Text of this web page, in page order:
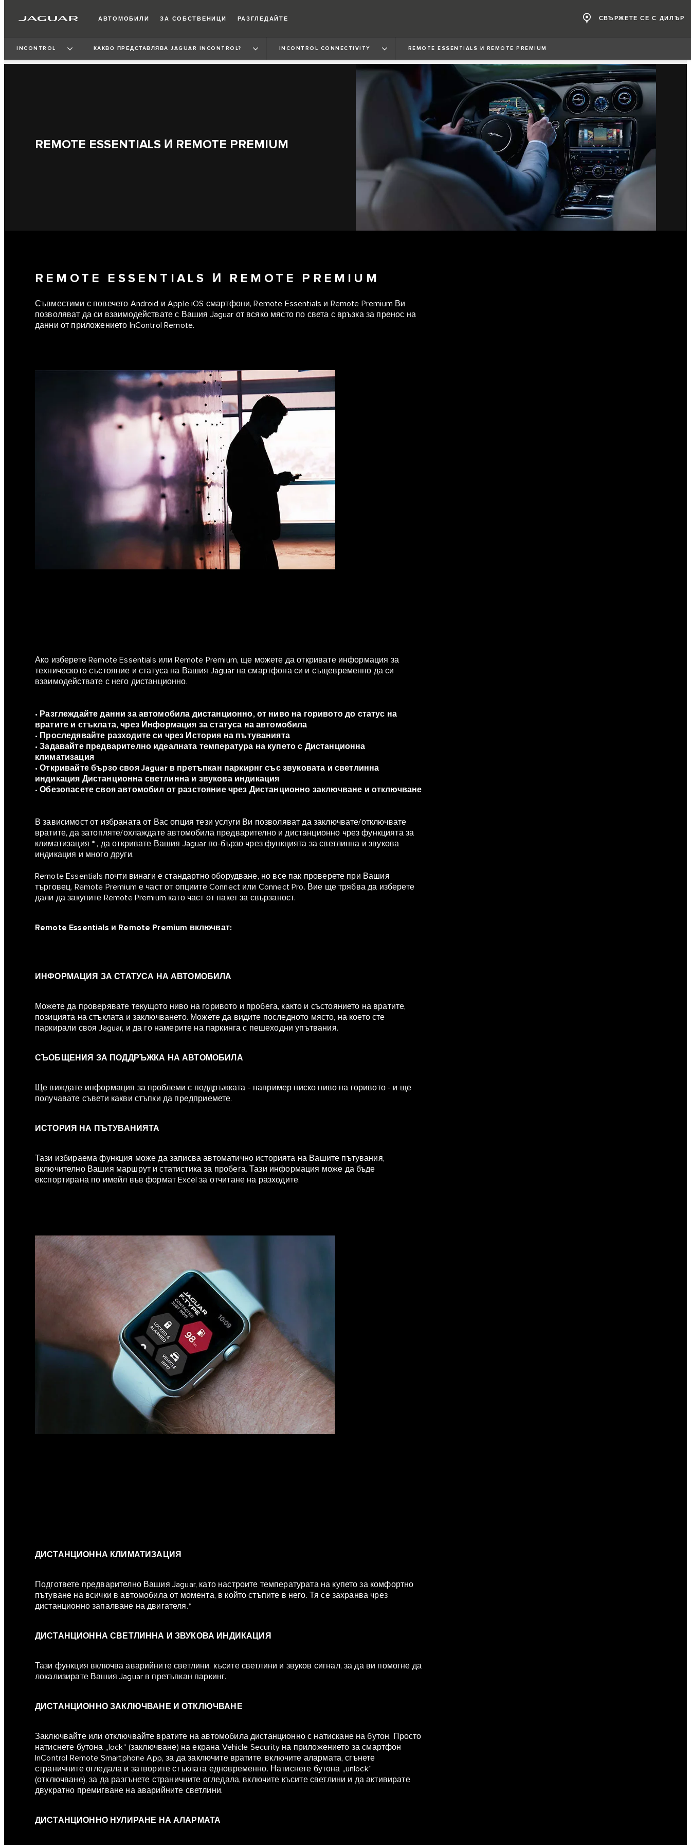
АВТОМОБИЛИ ЗА СОБСТВЕНИЦИ РАЗГЛЕДАЙТЕ СВЪРЖЕТЕ СЕ С ДИЛЪР
INCONTROL КАКВО ПРЕДСТАВЛЯВА JAGUAR INCONTROL? INCONTROL CONNECTIVITY REMOTE ESSENTIALS И REMOTE PREMIUM
REMOTE ESSENTIALS И REMOTE PREMIUM
REMOTE ESSENTIALS И REMOTE PREMIUM
Съвместими с повечето Android и Apple iOS смартфони, Remote Essentials и Remote Premium Ви
позволяват да си взаимодействате с Вашия Jaguar от всяко място по света с връзка за пренос на
данни от приложението InControl Remote.
Ако изберете Remote Essentials или Remote Premium, ще можете да откривате информация за
техническото състояние и статуса на Вашия Jaguar на смартфона си и същевременно да си
взаимодействате с него дистанционно.
• Разглеждайте данни за автомобила дистанционно, от ниво на горивото до статус на
вратите и стъклата, чрез Информация за статуса на автомобила
• Проследявайте разходите си чрез История на пътуванията
•Задавайте предварително идеалната температура на купето с Дистанционна
климатизация
•Откривайте бързо своя Jaguar в претъпкан паркирнг със звуковата и светлинна
индикация Дистанционна светлинна и звукова индикация
•Обезопасете своя автомобил от разстояние чрез Дистанционно заключване и отключване
В зависимост от избраната от Вас опция тези услуги Ви позволяват да заключвате/отключвате
вратите, да затопляте/охлаждате автомобила предварително и дистанционно чрез функцията за
климатизация * , да откривате Вашия Jaguar по-бързо чрез функцията за светлинна и звукова
индикация и много други.
Remote Essentials почти винаги е стандартно оборудване, но все пак проверете при Вашия
търговец. Remote Premium е част от опциите Connect или Connect Pro. Вие ще трябва да изберете
дали да закупите Remote Premium като част от пакет за свързаност.
Remote Essentials и Remote Premium включват:
ИНФОРМАЦИЯ ЗА СТАТУСА НА АВТОМОБИЛА
Можете да проверявате текущото ниво на горивото и пробега, както и състоянието на вратите,
позицията на стъклата и заключването. Можете да видите последното място, на което сте
паркирали своя Jaguar, и да го намерите на паркинга с пешеходни упътвания.
СЪОБЩЕНИЯ ЗА ПОДДРЪЖКА НА АВТОМОБИЛА
Ще виждате информация за проблеми с поддръжката - например ниско ниво на горивото - и ще
получавате съвети какви стъпки да предприемете.
ИСТОРИЯ НА ПЪТУВАНИЯТА
Тази избираема функция може да записва автоматично историята на Вашите пътувания,
включително Вашия маршрут и статистика за пробега. Тази информация може да бъде
експортирана по имейл във формат Excel за отчитане на разходите.
ДИСТАНЦИОННА КЛИМАТИЗАЦИЯ
Подгответе предварително Вашия Jaguar, като настроите температурата на купето за комфортно
пътуване на всички в автомобила от момента, в който стъпите в него. Тя се захранва чрез
дистанционно запалване на двигателя.*
ДИСТАНЦИОННА СВЕТЛИННА И ЗВУКОВА ИНДИКАЦИЯ
Тази функция включва аварийните светлини, късите светлини и звуков сигнал, за да ви помогне да
локализирате Вашия Jaguar в претъпкан паркинг.
ДИСТАНЦИОННО ЗАКЛЮЧВАНЕ И ОТКЛЮЧВАНЕ
Заключвайте или отключвайте вратите на автомобила дистанционно с натискане на бутон. Просто
натиснете бутона „lock“ (заключване) на екрана Vehicle Security на приложението за смартфон
InControl Remote Smartphone App, за да заключите вратите, включите алармата, сгънете
страничните огледала и затворите стъклата едновременно. Натиснете бутона „unlock“
(отключване), за да разгънете страничните огледала, включите късите светлини и да активирате
двукратно премигване на аварийните светлини.
ДИСТАНЦИОННО НУЛИРАНЕ НА АЛАРМАТА